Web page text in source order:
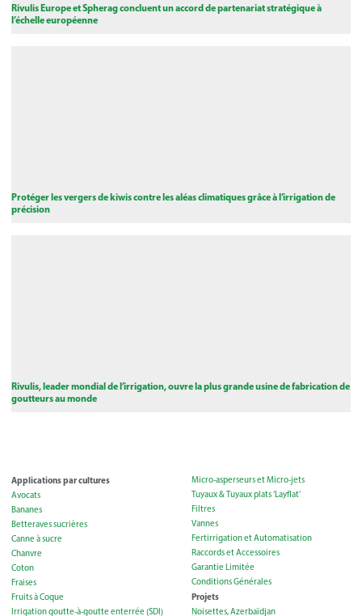
Rivulis Europe et Spherag concluent un accord de partenariat stratégique à
l’échelle européenne
Protéger les vergers de kiwis contre les aléas climatiques grâce à l’irrigation de
précision
Rivulis, leader mondial de l’irrigation, ouvre la plus grande usine de fabrication de
goutteurs au monde
Applications par cultures
Avocats
Bananes
Betteraves sucrières
Canne à sucre
Chanvre
Coton
Fraises
Fruits à Coque
Irrigation goutte-à-goutte enterrée (SDI)
Micro-asperseurs et Micro-jets
Tuyaux & Tuyaux plats ‘Layflat’
Filtres
Vannes
Fertirrigation et Automatisation
Raccords et Accessoires
Garantie Limitée
Conditions Générales
Projets
Noisettes, Azerbaïdjan